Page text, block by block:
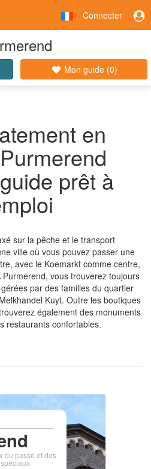
Connecter
Mon guide (0)
en
prêt à
sur la pêche et le transport
ville où vous pouvez passer une
avec le Koemarkt comme centre,
vous trouverez toujours
par des familles du quartier
Kuyt. Outre les boutiques
également des monuments
restaurants confortables.
du passé et des